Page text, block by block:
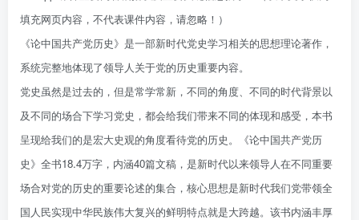
填充网页内容，不代表课件内容，请忽略！）
《论中国共产党历史》是一部新时代党史学习相关的思想理论著作，
系统完整地体现了领导人关于党的历史重要内容。
党史虽然是过去的，但是常学常新，不同的角度、不同的时代背景以
及不同的场合下学习党史，都会给我们带来不同的体现和感受，本书
呈现给我们的是宏大史观的角度看待党的历史。《论中国共产党历
史》全书18.4万字，内涵40篇文稿，是新时代以来领导人在不同重要
场合对党的历史的重要论述的集合，核心思想是新时代我们党带领全
国人民实现中华民族伟大复兴的鲜明特点就是大跨越。该书内涵丰厚